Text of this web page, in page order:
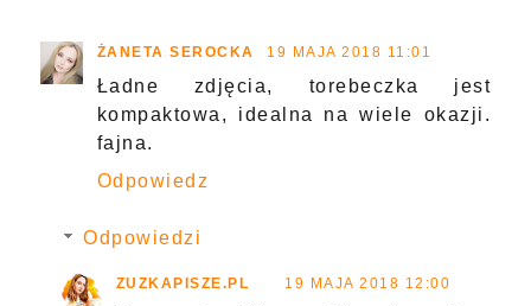
ŻANETA SEROCKA 19 MAJA 2018 11:01
Ładne zdjęcia, torebeczka jest
kompaktowa, idealna na wiele okazji.
fajna.
Odpowiedz
Odpowiedzi
ZUZKAPISZE.PL 19 MAJA 2018 12:00